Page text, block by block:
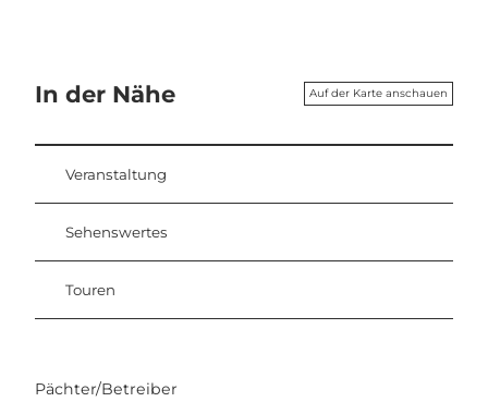
In der Nähe Auf der Karte anschauen
Veranstaltung
Sehenswertes
Touren
Pächter/Betreiber